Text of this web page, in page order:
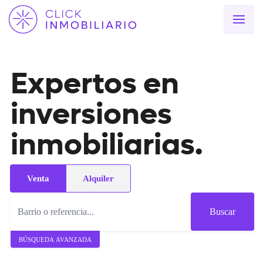
Expertos en
inversiones
inmobiliarias.
Venta Alquiler
Buscar
BÚSQUEDA AVANZADA